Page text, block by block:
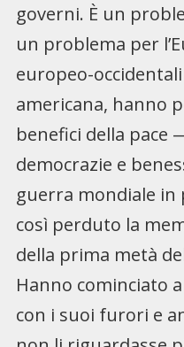
governi. È un
un problema per
europeo-
americana, hanno
benefici della pace
democrazie e
guerra mondiale in
così perduto la
della prima metà
Hanno cominciato
con i suoi furori e